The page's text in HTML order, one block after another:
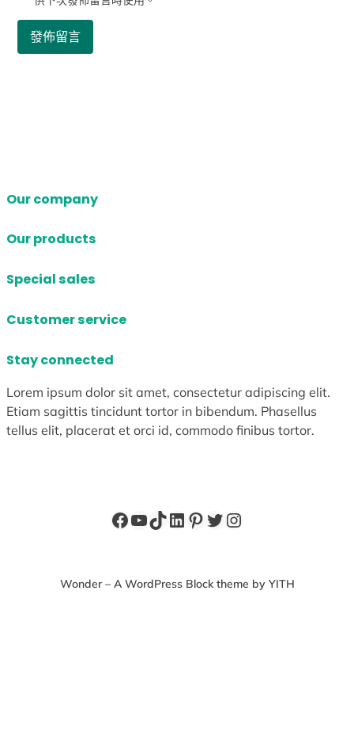
Our company
Our products
Special sales
Customer service
Stay connected
Lorem ipsum dolor sit amet, consectetur adipiscing elit.
Etiam sagittis tincidunt tortor in bibendum. Phasellus
tellus elit, placerat et orci id, commodo finibus tortor.
Facebook
YouTube
TikTok
LinkedIn
Pinterest
X Instagram
Wonder – A WordPress Block theme by YITH